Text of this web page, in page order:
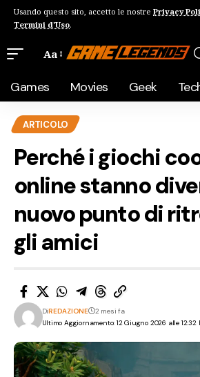
Usando questo sito, accetto le nostre Privacy
Termini d'Uso.
Aa
Games Movies Geek
ARTICOLO
Perché i giochi
online stanno
nuovo punto di
gli amici
Ultimo Aggiornamento: 12 Giugno 2026 alle 12:32
DiREDAZIONE 2 mesi fa